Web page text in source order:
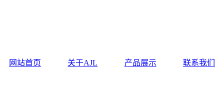
网站首页 关于AJL 产品展示 联系我们